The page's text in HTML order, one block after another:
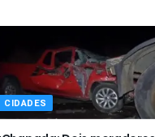
CIDADES